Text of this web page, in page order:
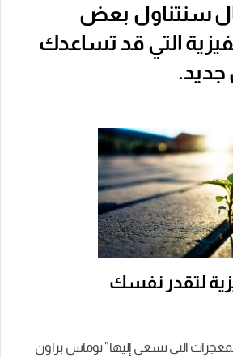
سنتناول بعض
التي قد تساعدك
جديد.
لتقدر نفسك
التي نسعى إليها” توماس براون